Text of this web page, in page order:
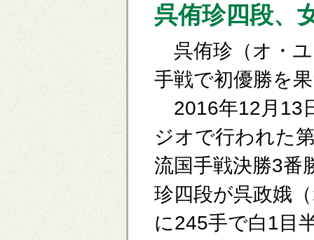
呉侑珍四段、
呉侑珍（オ・
手戦で初優勝を
2016年12月13
ジオで行われた
流国手戦決勝3番
珍四段が呉政娥
に245手で白1目